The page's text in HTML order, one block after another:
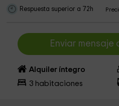
Respuesta superior a 72h
Enviar
Alquiler íntegro
3 habitaciones